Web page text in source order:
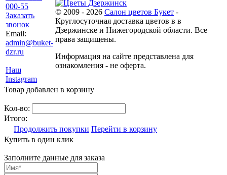
000-55
Заказать
звонок
Email:
admin@buket-
dzr.ru
Наш
Instagram
© 2009 - 2026 Салон цветов Букет -
Круглосуточная доставка цветов в в
Дзержинске и Нижегородской области. Все
права защищены.
Информация на сайте представлена для
ознакомления - не оферта.
Товар добавлен в корзину
Кол-во:
Итого:
Продолжить покупки Перейти в корзину
Купить в один клик
Заполните данные для заказа